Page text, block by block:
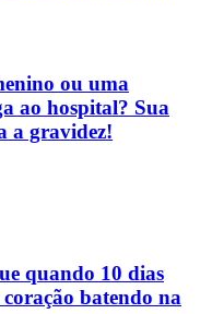
ou uma
ao hospital? Sua
a gravidez!
quando 10 dias
batendo na